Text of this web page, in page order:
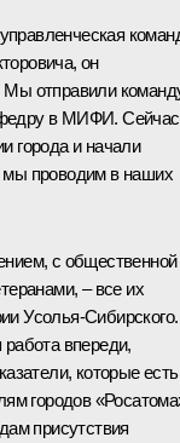
он
Мы отправили
в МИФИ. Сейчас
города и начали
мы проводим в наших
с общественной
– все их
Усолья-Сибирского.
впереди,
которые есть
городов
присутствия